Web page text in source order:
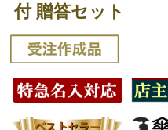
付 贈答セット